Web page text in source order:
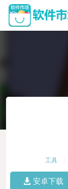
工具
安卓下载